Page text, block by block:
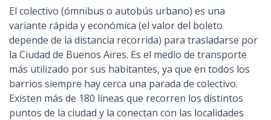
El colectivo (ómnibus o autobús urbano) es una
variante rápida y económica (el valor del boleto
depende de la distancia recorrida) para trasladarse por
la Ciudad de Buenos Aires. Es el medio de transporte
más utilizado por sus habitantes, ya que en todos los
barrios siempre hay cerca una parada de colectivo.
Existen más de 180 líneas que recorren los distintos
puntos de la ciudad y la conectan con las localidades